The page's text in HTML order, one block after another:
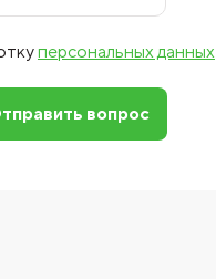
персональных данных
вопрос